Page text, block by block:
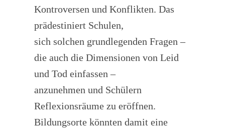
Kontroversen und Konflikten. Das
prädestiniert Schulen,
sich solchen grundlegenden Fragen –
die auch die Dimensionen von Leid
und Tod einfassen –
anzunehmen und Schülern
Reflexionsräume zu eröffnen.
Bildungsorte könnten damit eine